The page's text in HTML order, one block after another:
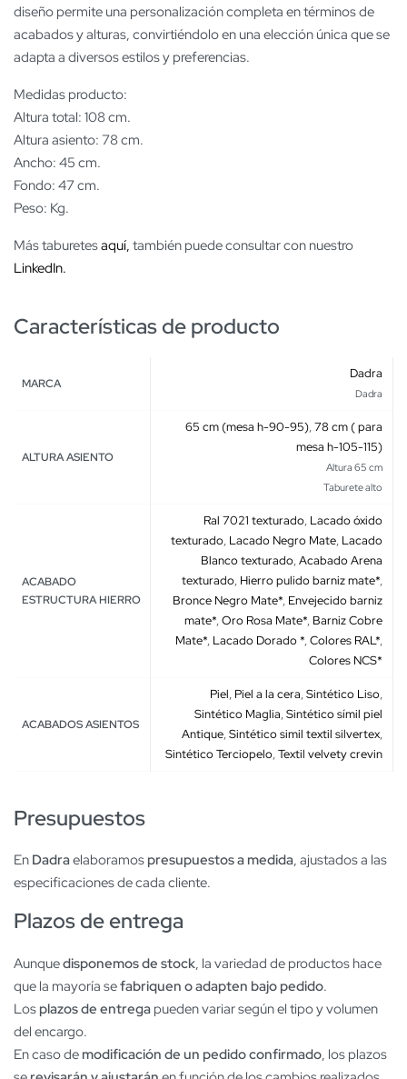
diseño permite una personalización completa en términos de
acabados y alturas, convirtiéndolo en una elección única que se
adapta a diversos estilos y preferencias.
Medidas producto:
Altura total: 108 cm.
Altura asiento: 78 cm.
Ancho: 45 cm.
Fondo: 47 cm.
Peso: Kg.
Más taburetesaquí, también puede consultar con nuestro
LinkedIn.
Características de producto
MARCA
Dadra
Dadra
ALTURA ASIENTO
65 cm (mesa h-90-95),78 cm ( para
mesa h-105-115)
Altura 65 cm
Taburete alto
ACABADO
ESTRUCTURA HIERRO
Ral 7021 texturado, Lacado óxido
texturado, Lacado Negro Mate, Lacado
Blanco texturado,Acabado Arena
texturado, Hierro pulido barniz mate*,
Bronce Negro Mate*, Envejecido barniz
mate*,Oro Rosa Mate*, Barniz Cobre
Mate*, Lacado Dorado *,Colores RAL*,
Colores NCS*
ACABADOS ASIENTOS
Piel, Piel a la cera,Sintético Liso,
Sintético Maglia,Sintético símil piel
Antique,Sintético simil textil silvertex,
Sintético Terciopelo,Textil velvety crevin
Presupuestos
En Dadraelaboramos presupuestos a medida, ajustados a las
especificaciones de cada cliente.
Plazos de entrega
Aunquedisponemos de stock, la variedad de productos hace
que la mayoría sefabriquen o adapten bajo pedido.
Los plazos de entrega pueden variar según el tipo y volumen
del encargo.
En caso de modificación de un pedido confirmado, los plazos